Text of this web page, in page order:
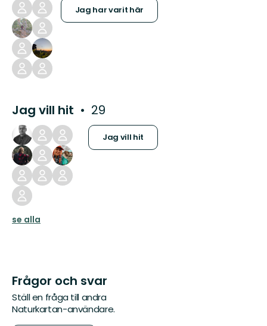
Jag har varit här
Jag vill hit 29
Jag vill hit
se alla
Frågor och svar
Ställ en fråga till andra
Naturkartan-användare.